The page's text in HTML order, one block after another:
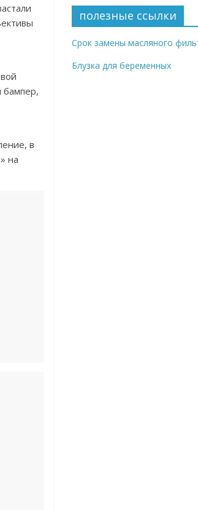
бампер,
в
на
полезные ссылки
Срок замены масляного
Блузка для беременных